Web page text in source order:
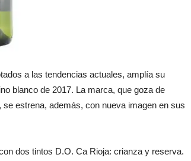
a las tendencias actuales, amplía su
blanco de 2017. La marca, que goza de
estrena, además, con nueva imagen en sus
dos tintos D.O. Ca Rioja: crianza y reserva.